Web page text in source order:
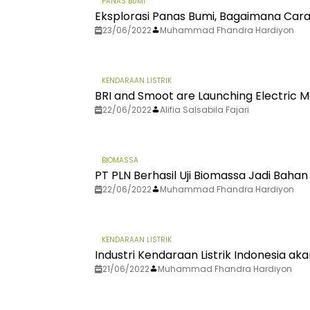
Eksplorasi Panas Bumi, Bagaimana
23/06/2022 Muhammad Fhandra Hardiyon
KENDARAAN LISTRIK
BRI and Smoot are Launching Electric
22/06/2022 Alifia Salsabila Fajari
BIOMASSA
PT PLN Berhasil Uji Biomassa Jadi
22/06/2022 Muhammad Fhandra Hardiyon
KENDARAAN LISTRIK
Industri Kendaraan Listrik Indonesia
21/06/2022 Muhammad Fhandra Hardiyon